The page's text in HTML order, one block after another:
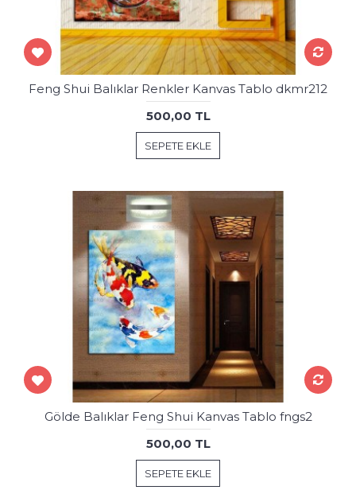
Feng Shui Balıklar Renkler Kanvas Tablo dkmr212
500,00 TL
SEPETE EKLE
Gölde Balıklar Feng Shui Kanvas Tablo fngs2
500,00 TL
SEPETE EKLE